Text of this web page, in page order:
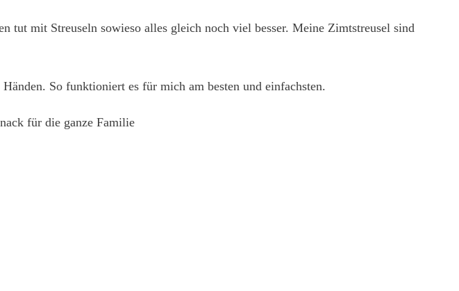
tut mit Streuseln sowieso alles gleich noch viel besser. Meine Zimtstreusel sind
So funktioniert es für mich am besten und einfachsten.